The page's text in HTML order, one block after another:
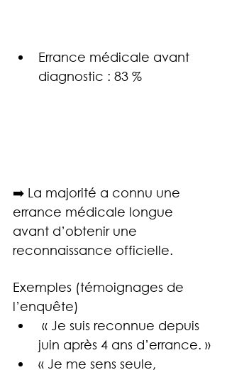
Errance médicale avant
diagnostic : 83 %
➡️ La majorité a connu une
errance médicale longue
avant d’obtenir une
reconnaissance officielle.
Exemples (témoignages de
l’enquête)
juin après 4 ans d’errance. »
« Je me sens seule,